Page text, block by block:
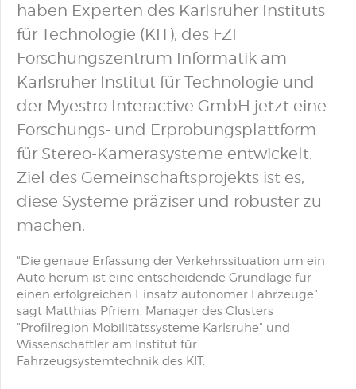
haben Experten des Karlsruher Instituts
für Technologie (KIT), des FZI
Forschungszentrum Informatik am
Karlsruher Institut für Technologie und
der Myestro Interactive GmbH jetzt eine
Forschungs- und Erprobungsplattform
für Stereo-Kamerasysteme entwickelt.
Ziel des Gemeinschaftsprojekts ist es,
diese Systeme präziser und robuster zu
machen.
"Die genaue Erfassung der Verkehrssituation um ein
Auto herum ist eine entscheidende Grundlage für
einen erfolgreichen Einsatz autonomer Fahrzeuge",
sagt Matthias Pfriem, Manager des Clusters
"Profilregion Mobilitätssysteme Karlsruhe" und
Wissenschaftler am Institut für
Fahrzeugsystemtechnik des KIT.